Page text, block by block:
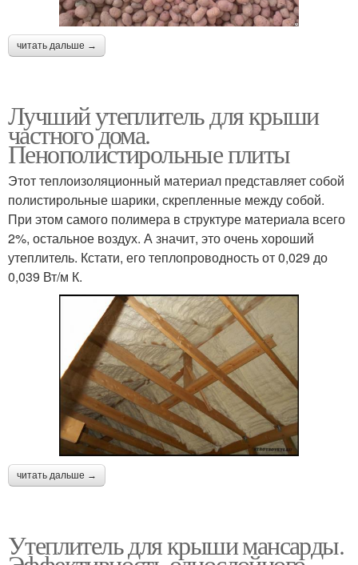
читать дальше →
Лучший утеплитель для крыши
частного дома.
Пенополистирольные плиты
Этот теплоизоляционный материал представляет собой
полистирольные шарики, скрепленные между собой.
При этом самого полимера в структуре материала всего
2%, остальное воздух. А значит, это очень хороший
утеплитель. Кстати, его теплопроводность от 0,029 до
0,039 Вт/м К.
читать дальше →
Утеплитель для крыши мансарды.